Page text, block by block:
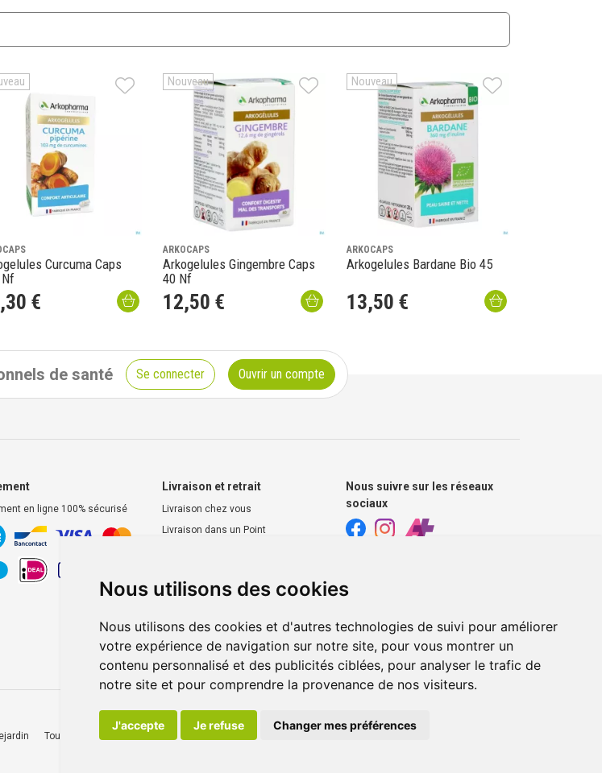
Nous utilisons des cookies
Nous utilisons des cookies et d'autres technologies de suivi pour améliorer
votre expérience de navigation sur notre site, pour vous montrer un
contenu personnalisé et des publicités ciblées, pour analyser le trafic de
notre site et pour comprendre la provenance de nos visiteurs.
J'accepte Je refuse Changer mes préférences
Curcuma Caps
Nf
,30 €
Nouveau
ARKOCAPS
Arkogelules Gingembre Caps
40 Nf
12,50 €
Nouveau
ARKOCAPS
Arkogelules Bardane Bio 45
13,50 €
de santé Se connecter Ouvrir un compte
en ligne 100% sécurisé
Livraison et retrait
Livraison chez vous
Livraison dans un Point
Retrait en casiers extérieurs
Nous suivre sur les réseaux
sociaux
Tous droits réservés Apotekisto , pharmacie en ligne